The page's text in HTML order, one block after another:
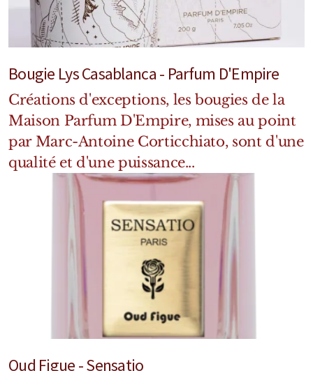
Bougie Lys Casablanca - Parfum D'Empire
Créations d'exceptions, les bougies de la
Maison Parfum D'Empire, mises au point
par Marc-Antoine Corticchiato, sont d'une
qualité et d'une puissance...
Oud Figue - Sensatio